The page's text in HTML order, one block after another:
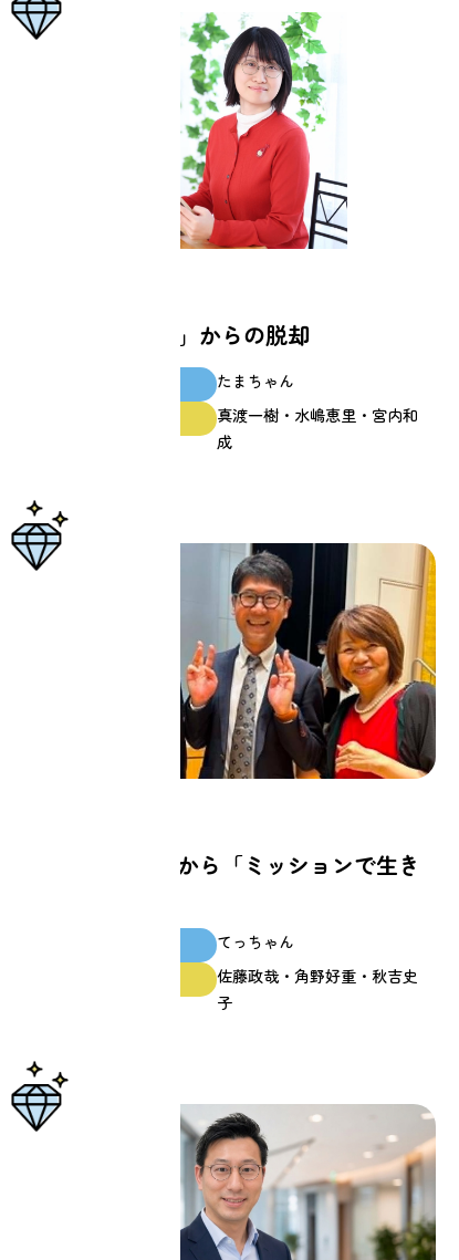
「親のための私」からの脱却
たまちゃん
真渡一樹・水嶋恵里・宮内和
成
「うつで退職」から「ミッションで生き
てっちゃん
佐藤政哉・角野好重・秋吉史
子